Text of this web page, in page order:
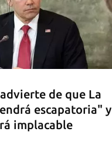
de que La
escapatoria" y
implacable